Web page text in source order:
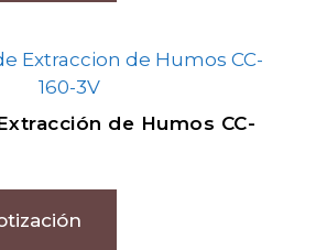
de Humos CC-